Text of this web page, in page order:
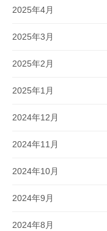
2025年4月
2025年3月
2025年2月
2025年1月
2024年12月
2024年11月
2024年10月
2024年9月
2024年8月